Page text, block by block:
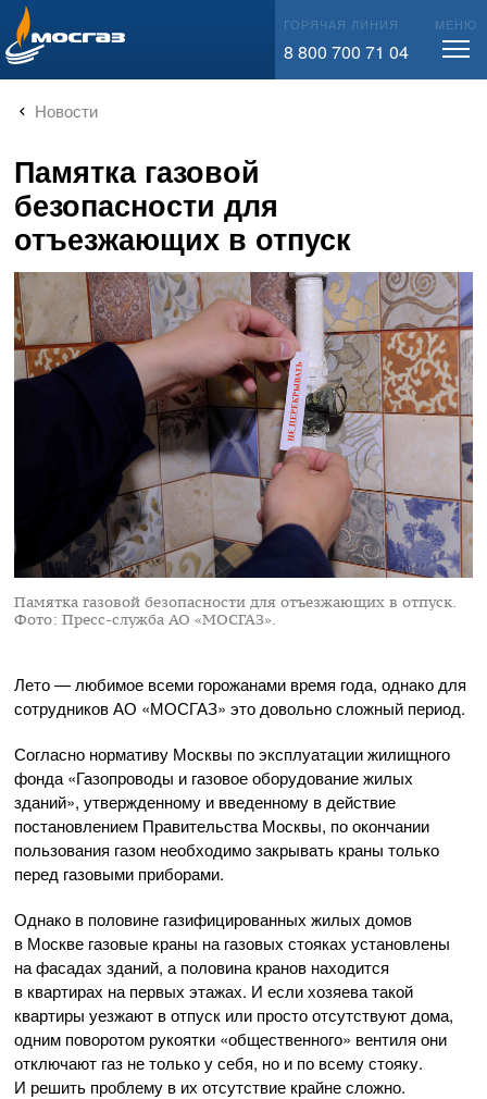
info@mos-gaz.ru ГОРЯЧАЯ ЛИНИЯ
8 800 700 71 04
МЕНЮ
Новости
Памятка газовой
безопасности для
отъезжающих в отпуск
Памятка газовой безопасности для отъезжающих в отпуск.
Фото: Пресс-служба АО «МОСГАЗ».
Лето — любимое всеми горожанами время года, однако для
сотрудниковАО «МОСГАЗ» это довольно сложный период.
Согласно нормативу Москвы по эксплуатации жилищного
фонда «Газопроводы и газовое оборудование жилых
зданий», утвержденному и введенному в действие
постановлением Правительства Москвы, по окончании
пользования газом необходимо закрывать краны только
перед газовыми приборами.
Однако в половине газифицированных жилых домов
в Москве газовые краны на газовых стояках установлены
на фасадах зданий, а половина кранов находится
в квартирах на первых этажах. И если хозяева такой
квартиры уезжают в отпуск или просто отсутствуют дома,
одним поворотом рукоятки «общественного» вентиля они
отключают газ не только у себя, но и по всему стояку.
И решить проблему в их отсутствие крайне сложно.